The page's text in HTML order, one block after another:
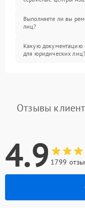
Выполняете ли вы
лиц?
Какую документацию
для юридических лиц?
Отзывы
4.9 1799